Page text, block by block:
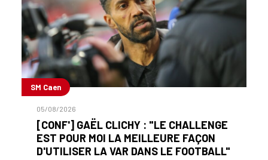
SM Caen
05/08/2026
[CONF'] GAËL CLICHY : "LE CHALLENGE
EST POUR MOI LA MEILLEURE FAÇON
D'UTILISER LA VAR DANS LE FOOTBALL"